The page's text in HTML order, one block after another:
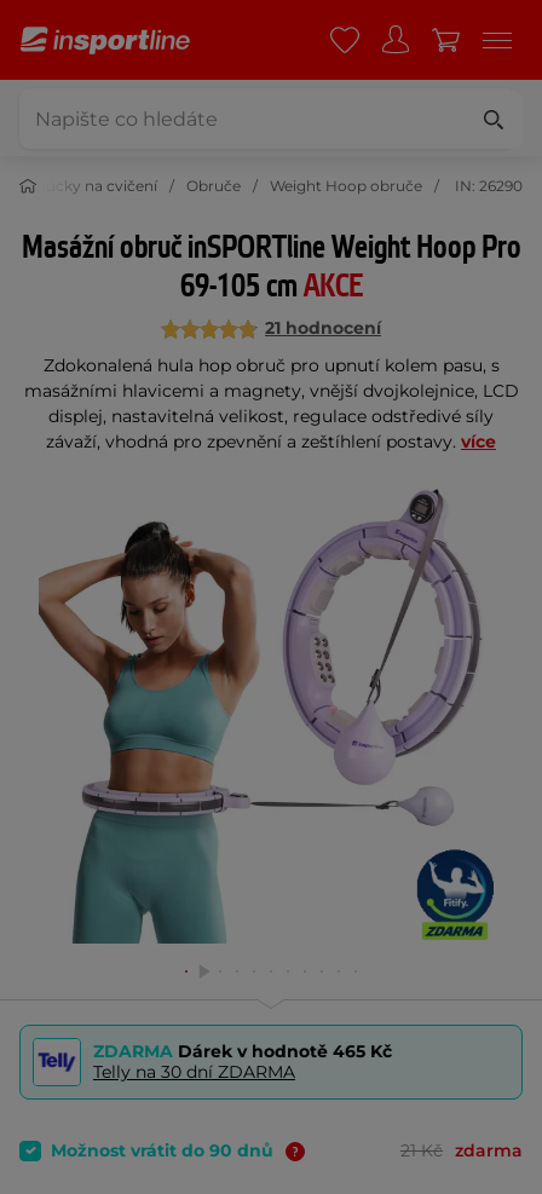
Pomůcky na cvičení Obruče Weight Hoop obruče IN: 26290
Masážní obruč inSPORTline Weight Hoop Pro
69-105 cmAKCE
21 hodnocení
Zdokonalená hula hop obruč pro upnutí kolem pasu, s
masážními hlavicemi a magnety, vnější dvojkolejnice, LCD
displej, nastavitelná velikost, regulace odstředivé síly
závaží, vhodná pro zpevnění a zeštíhlení postavy. více
ZDARMA Dárek v hodnotě 465 Kč
Telly na 30 dní ZDARMA
Možnost vrátit do 90 dnů 21 Kč zdarma